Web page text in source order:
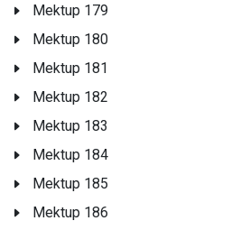
Mektup 179
Mektup 180
Mektup 181
Mektup 182
Mektup 183
Mektup 184
Mektup 185
Mektup 186